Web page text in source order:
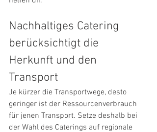
Nachhaltiges Catering
berücksichtigt die
Herkunft und den
Transport
Je kürzer die Transportwege, desto
geringer ist der Ressourcenverbrauch
für jenen Transport. Setze deshalb bei
der Wahl des Caterings auf regionale